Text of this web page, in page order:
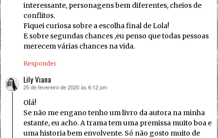
interessante, personagens bem diferentes, cheios de
conflitos.
Fiquei curiosa sobre a escolha final de Lola!
E sobre segundas chances ,eu penso que todas pessoas
merecem várias chances na vida.
Responder
Lily Viana
disse:
25 de fevereiro de 2020 às 6:12 pm
Olá!
Se não me engano tenho um livro da autora na minha
estante, eu acho. A trama tem uma premissa muito boa e
uma historia bem envolvente. Só não gosto muito de